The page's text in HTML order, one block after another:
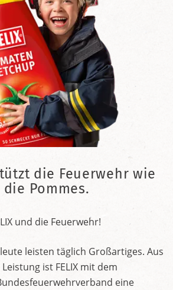
die Feuerwehr wie
Pommes.
und die Feuerwehr!
leisten täglich Großartiges. Aus
ist FELIX mit dem
eine